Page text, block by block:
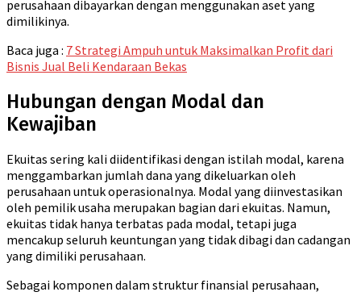
perusahaan dibayarkan dengan menggunakan aset yang
dimilikinya.
Baca juga : 7 Strategi Ampuh untuk Maksimalkan Profit dari
Bisnis Jual Beli Kendaraan Bekas
Hubungan dengan Modal dan
Kewajiban
Ekuitas sering kali diidentifikasi dengan istilah modal, karena
menggambarkan jumlah dana yang dikeluarkan oleh
perusahaan untuk operasionalnya. Modal yang diinvestasikan
oleh pemilik usaha merupakan bagian dari ekuitas. Namun,
ekuitas tidak hanya terbatas pada modal, tetapi juga
mencakup seluruh keuntungan yang tidak dibagi dan cadangan
yang dimiliki perusahaan.
Sebagai komponen dalam struktur finansial perusahaan,